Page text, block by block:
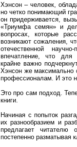
Хэнсон – человек,
но четко понимающий
он придерживается,
«Триумфа семян» и
вопросах, которые
возникают сожаления,
отечественной
впечатление, что для
крайне важно
Хэнсон же максимально
профессионалам. И это
Это про сам подход.
книги.
Начиная с попыток
их разнообразием и
предлагает читателю
постепенно разматывая